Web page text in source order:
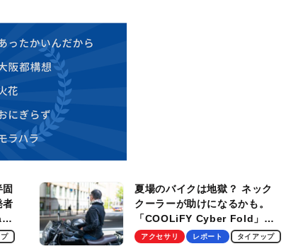
者
夏場のバイクは地獄？ ネック
クーラーが助けになるかも。
「COOLiFY Cyber Fold」レ
ビュー。冷却の速さ、密着する
アクセサリ レポート タイアップ